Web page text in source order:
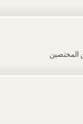
المختصين